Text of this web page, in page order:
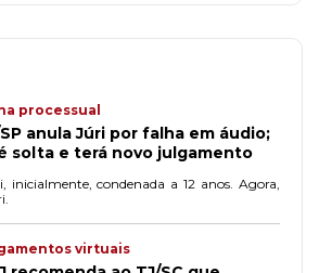
processual
anula Júri por falha em áudio;
solta e terá novo julgamento
inicialmente, condenada a 12 anos. Agora,
virtuais